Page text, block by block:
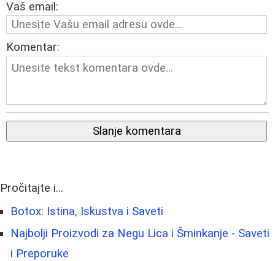
Vaš email:
Komentar:
Slanje komentara
Pročitajte i...
Botox: Istina, Iskustva i Saveti
Najbolji Proizvodi za Negu Lica i Šminkanje - Saveti
i Preporuke